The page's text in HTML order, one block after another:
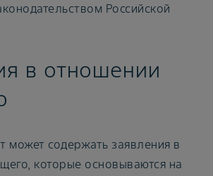
Российской
в отношении
может содержать заявления в
которые основываются на